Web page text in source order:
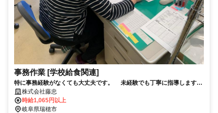
事務作業 [学校給食関連]
特に事務経験がなくても大丈夫です。 未経験でも丁寧に指導します
よ。株式会社藤忠
時給1,065円以上
岐阜県瑞穂市